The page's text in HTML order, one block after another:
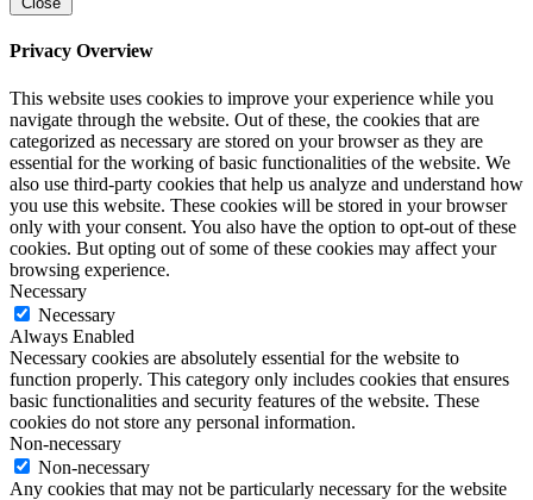
Privacy Overview
This website uses cookies to improve your experience while you
navigate through the website. Out of these, the cookies that are
categorized as necessary are stored on your browser as they are
essential for the working of basic functionalities of the website. We
also use third-party cookies that help us analyze and understand how
you use this website. These cookies will be stored in your browser
only with your consent. You also have the option to opt-out of these
cookies. But opting out of some of these cookies may affect your
browsing experience.
Necessary
Necessary
Always Enabled
Necessary cookies are absolutely essential for the website to
function properly. This category only includes cookies that ensures
basic functionalities and security features of the website. These
cookies do not store any personal information.
Non-necessary
Non-necessary
Any cookies that may not be particularly necessary for the website